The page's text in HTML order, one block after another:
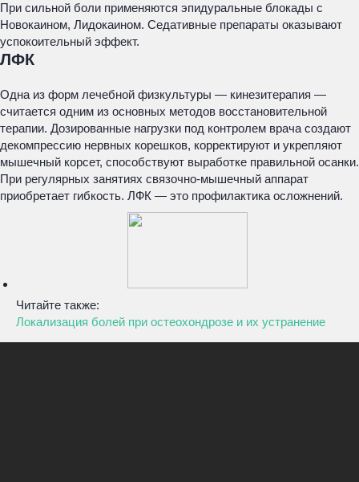
При сильной боли применяются эпидуральные блокады с
Новокаином, Лидокаином. Седативные препараты оказывают
успокоительный эффект.
ЛФК
Одна из форм лечебной физкультуры — кинезитерапия —
считается одним из основных методов восстановительной
терапии. Дозированные нагрузки под контролем врача создают
декомпрессию нервных корешков, корректируют и укрепляют
мышечный корсет, способствуют выработке правильной осанки.
При регулярных занятиях связочно-мышечный аппарат
приобретает гибкость. ЛФК — это профилактика осложнений.
Читайте также:
Локализация болей при остеохондрозе и их устранение